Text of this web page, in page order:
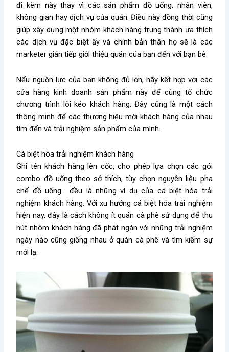
đi kèm này thay vì các sản phẩm đồ uống, nhân viên,
không gian hay dịch vụ của quán. Điều này đồng thời cũng
giúp xây dựng một nhóm khách hàng trung thành ưa thích
các dịch vụ đặc biệt ấy và chính bản thân họ sẽ là các
marketer gián tiếp giới thiệu quán của bạn đến với bạn bè.
Nếu nguồn lực của bạn không đủ lớn, hãy kết hợp với các
cửa hàng kinh doanh sản phẩm này để cùng tổ chức
chương trình lôi kéo khách hàng. Đây cũng là một cách
thông minh để các thương hiệu mời khách hàng của nhau
tìm đến và trải nghiệm sản phẩm của mình.
Cá biệt hóa trải nghiệm khách hàng
Ghi tên khách hàng lên cốc, cho phép lựa chọn các gói
combo đồ uống theo sở thích, tùy chọn nguyên liệu pha
chế đồ uống… đều là những ví dụ của cá biệt hóa trải
nghiệm khách hàng. Với xu hướng cá biệt hóa trải nghiệm
hiện nay, đây là cách không ít quán cà phê sử dụng để thu
hút nhóm khách hàng đã phát ngán với những trải nghiệm
ngày nào cũng giống nhau ở quán cà phê và tìm kiếm sự
mới lạ.